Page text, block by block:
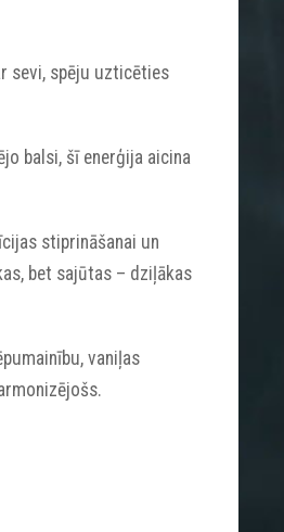
sevi, spēju uzticēties
balsi, šī enerģija aicina
stiprināšanai un
bet sajūtas – dziļākas
vaniļas